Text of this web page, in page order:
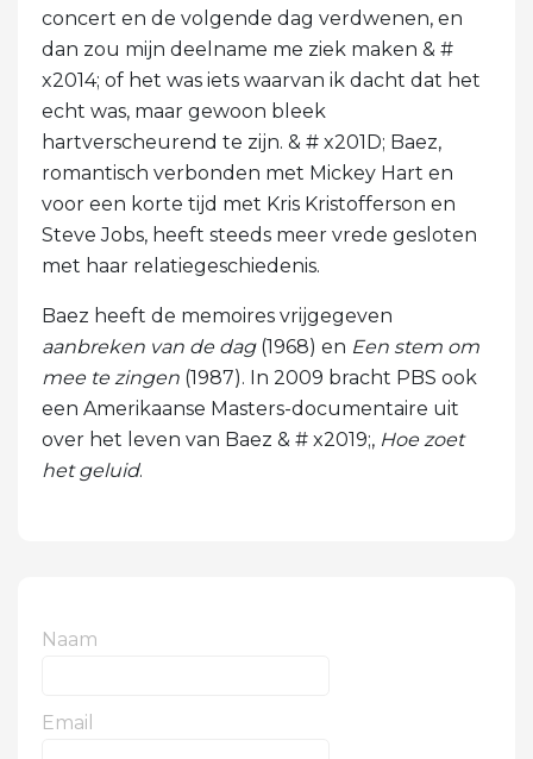
concert en de volgende dag verdwenen, en
dan zou mijn deelname me ziek maken & #
x2014; of het was iets waarvan ik dacht dat het
echt was, maar gewoon bleek
hartverscheurend te zijn. & # x201D; Baez,
romantisch verbonden met Mickey Hart en
voor een korte tijd met Kris Kristofferson en
Steve Jobs, heeft steeds meer vrede gesloten
met haar relatiegeschiedenis.
Baez heeft de memoires vrijgegeven
aanbreken van de dag(1968) en Een stem om
mee te zingen (1987). In 2009 bracht PBS ook
een Amerikaanse Masters-documentaire uit
over het leven van Baez & # x2019;, Hoe zoet
het geluid.
Naam
Email